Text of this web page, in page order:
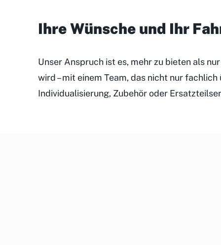
Ihre Wünsche und Ihr
Unser Anspruch ist es, mehr zu bieten als
wird – mit einem Team, das nicht nur
Individualisierung, Zubehör oder